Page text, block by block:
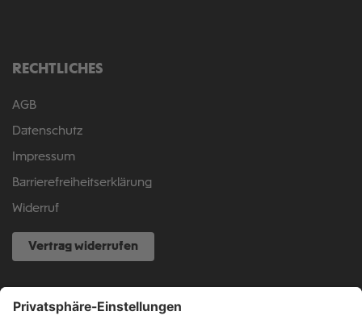
RECHTLICHES
AGB
Datenschutz
Impressum
Barrierefreiheitserklärung
Widerruf
Vertrag widerrufen